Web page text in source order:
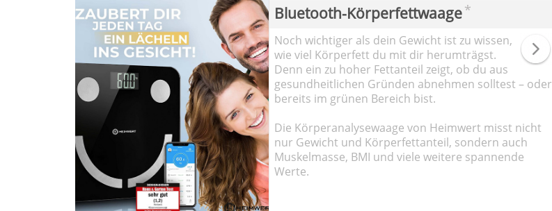
Bluetooth-Körperfettwaage*
Noch wichtiger als dein Gewicht ist zu wissen,
wie viel Körperfett du mit dir herumträgst.
Denn ein zu hoher Fettanteil zeigt, ob du aus
gesundheitlichen Gründen abnehmen solltest – oder
bereits im grünen Bereich bist.
Die Körperanalysewaage von Heimwert misst nicht
nur Gewicht und Körperfettanteil, sondern auch
Muskelmasse, BMI und viele weitere spannende
Werte.